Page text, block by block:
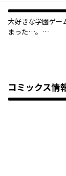
大好きな学園ゲー
まった…。
だったらこのゲ
最凶成り上がり異
コミックス情